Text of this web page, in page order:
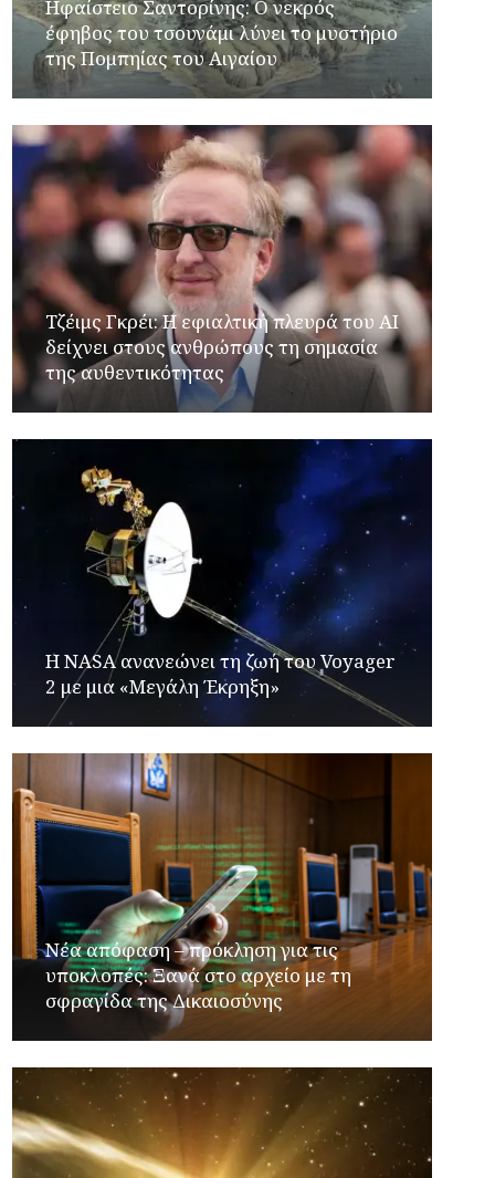
Ηφαίστειο Σαντορίνης: Ο νεκρός
έφηβος του τσουνάμι λύνει το μυστήριο
της Πομπηίας του Αιγαίου
Τζέιμς Γκρέι: H εφιαλτική πλευρά του ΑI
δείχνει στους ανθρώπους τη σημασία
της αυθεντικότητας
H NASA ανανεώνει τη ζωή του Voyager
2 με μια «Μεγάλη Έκρηξη»
Νέα απόφαση – πρόκληση για τις
υποκλοπές: Ξανά στο αρχείο με τη
σφραγίδα της Δικαιοσύνης